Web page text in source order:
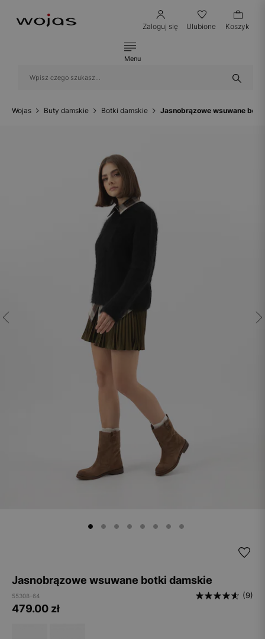
Zaloguj się Ulubione Koszyk
Menu
Wojas Buty damskie Botki damskie Jasnobrązowe wsuwane
Jasnobrązowe wsuwane botki damskie
55308-64 (9)
479.00 zł